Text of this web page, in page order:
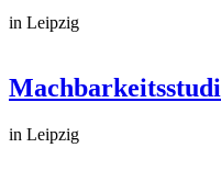
in Leipzig
in Leipzig